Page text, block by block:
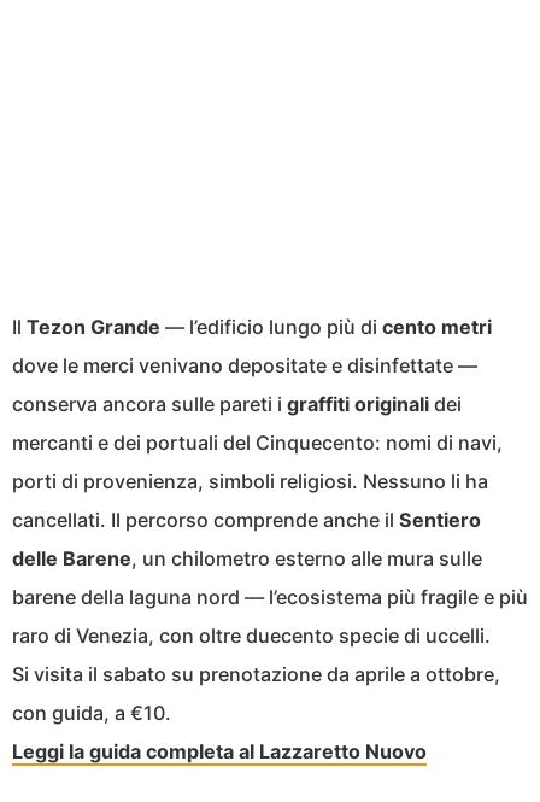
Il Tezon Grande — l’edificio lungo più di cento metri
dove le merci venivano depositate e disinfettate —
conserva ancora sulle pareti i graffiti originali dei
mercanti e dei portuali del Cinquecento: nomi di navi,
porti di provenienza, simboli religiosi. Nessuno li ha
cancellati. Il percorso comprende anche il Sentiero
delle Barene, un chilometro esterno alle mura sulle
barene della laguna nord — l’ecosistema più fragile e più
raro di Venezia, con oltre duecento specie di uccelli.
Si visita il sabato su prenotazione da aprile a ottobre,
con guida, a €10.
Leggi la guida completa al Lazzaretto Nuovo